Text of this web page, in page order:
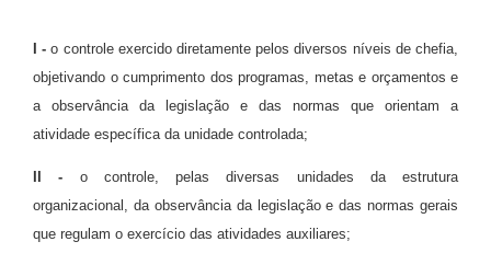
I - o controle exercido diretamente pelos diversos níveis de chefia,
objetivando o cumprimento dos programas, metas e orçamentos e
a observância da legislação e das normas que orientam a
atividade específica da unidade controlada;
II - o controle, pelas diversas unidades da estrutura
organizacional, da observância da legislação e das normas gerais
que regulam o exercício das atividades auxiliares;